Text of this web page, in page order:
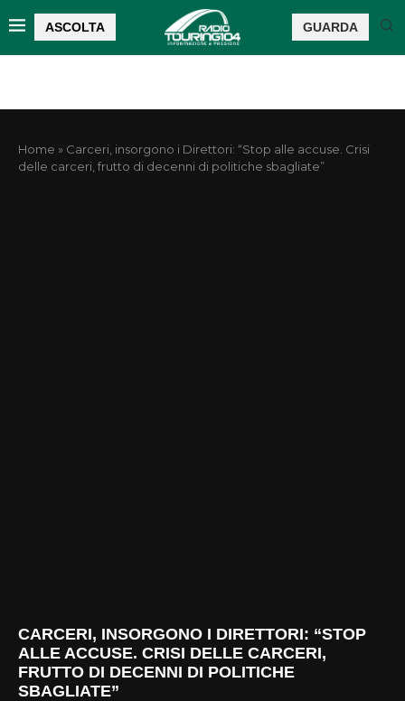
ASCOLTA GUARDA
Home » Carceri, insorgono i Direttori: “Stop alle accuse. Crisi
delle carceri, frutto di decenni di politiche sbagliate”
CARCERI, INSORGONO I DIRETTORI: “STOP
ALLE ACCUSE. CRISI DELLE CARCERI,
FRUTTO DI DECENNI DI POLITICHE
SBAGLIATE”